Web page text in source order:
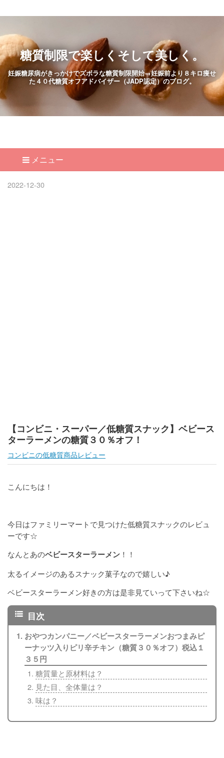
糖質制限で楽しくそして美しく。
妊娠糖尿病がきっかけでズボラな糖質制限開始→妊娠前より８キロ痩せ
た４０代糖質オフアドバイザー（JADP認定）のブログ。
メニュー
2022-12-30
【コンビニ・スーパー／低糖質スナック】ベビース
ターラーメンの糖質３０％オフ！
コンビニの低糖質商品レビュー
こんにちは！
今日はファミリーマートで見つけた低糖質スナックのレビュ
ーです☆
なんとあのベビースターラーメン ！！
太るイメージのあるスナック菓子なので嬉しい♪
ベビースターラーメン好きの方は是非見ていって下さいね☆
おやつカンパニー／ベビースターラーメンおつまみピ
ーナッツ入りピリ辛チキン（糖質３０％オフ）税込１
３５円
糖質量と原材料は？
見た目、全体量は？
味は？